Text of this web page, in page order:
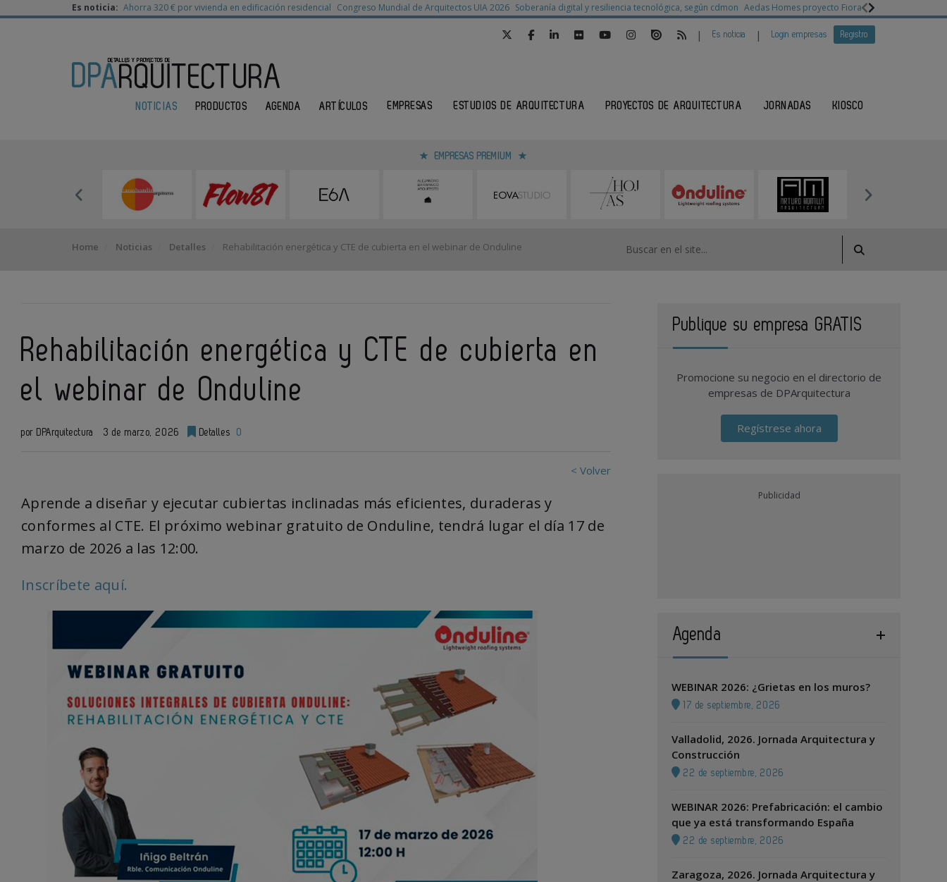
Es noticia: Ahorra 320 € por vivienda en edificación residencial Congreso Mundial de Arquitectos UIA 2026 Soberanía digital y resiliencia tecnológica, según cdmon Aedas Homes proyecto Fiora Ganadores
| Es noticia | Login empresas Registro
NOTICIAS PRODUCTOS AGENDA ARTÍCULOS EMPRESAS ESTUDIOS DE ARQUITECTURA PROYECTOS DE ARQUITECTURA JORNADAS KIOSCO
EMPRESAS PREMIUM
Home Noticias Detalles Rehabilitación energética y CTE de cubierta en el webinar de Onduline
Rehabilitación energética y CTE de cubierta en
el webinar de Onduline
por DPArquitectura 3 de marzo, 2026 Detalles 0
< Volver
Aprende a diseñar y ejecutar cubiertas inclinadas más eficientes, duraderas y
conformes al CTE. El próximo webinar gratuito de Onduline, tendrá lugar el día 17 de
marzo de 2026 a las 12:00.
Inscríbete aquí.
Publique su empresa GRATIS
Promocione su negocio en el directorio de
empresas de DPArquitectura
Regístrese ahora
Publicidad
Agenda
WEBINAR 2026: ¿Grietas en los muros?
17 de septiembre, 2026
Valladolid, 2026. Jornada Arquitectura y
Construcción
22 de septiembre, 2026
WEBINAR 2026: Prefabricación: el cambio
que ya está transformando España
22 de septiembre, 2026
Zaragoza, 2026. Jornada Arquitectura y